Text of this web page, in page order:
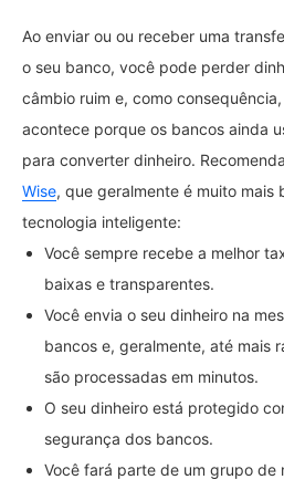
Ao enviar ou ou receber uma
o seu banco, você pode perder
câmbio ruim e, como
acontece porque os bancos ainda
para converter dinheiro.
Wise, que geralmente é muito mais
tecnologia inteligente:
Você sempre recebe a melhor
baixas e transparentes.
Você envia o seu dinheiro na
bancos e, geralmente, até mais
são processadas em minutos.
O seu dinheiro está protegido
segurança dos bancos.
Você fará parte de um grupo de